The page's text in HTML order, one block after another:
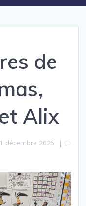
de
Alix
décembre 2025 |